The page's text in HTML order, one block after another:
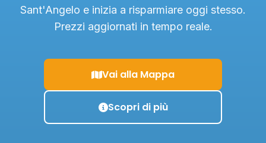
Sant'Angelo e inizia a risparmiare oggi stesso.
Prezzi aggiornati in tempo reale.
Vai alla Mappa
Scopri di più